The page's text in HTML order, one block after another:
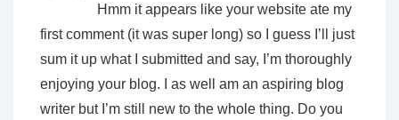
Hmm it appears like your website ate my
first comment (it was super long) so I guess I’ll just
sum it up what I submitted and say, I’m thoroughly
enjoying your blog. I as well am an aspiring blog
writer but I’m still new to the whole thing. Do you